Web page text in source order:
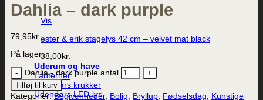
Vis
ester & erik stagelys 42 cm – velvet mat black
38,00kr.
Uderum og have
Lanterner
Udendørs krukker
Udendørs LED-lys
Dahlia – dark purple
79,95kr.
På lager
Dahlia - dark purple antal
Tilføj til kurv
Kategorier:Begivenheder, Bolig, Bryllup, Fødselsdag, Kunstige